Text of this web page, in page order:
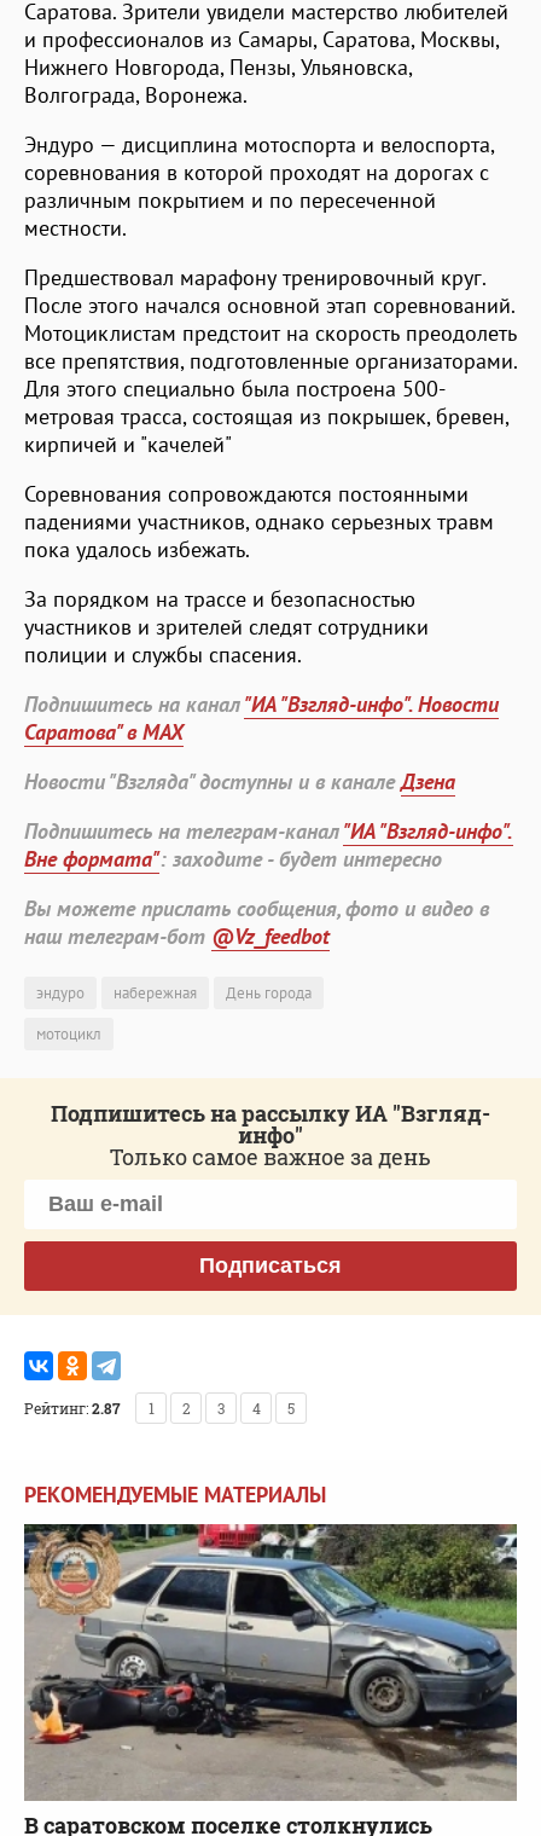
Саратова. Зрители увидели мастерство любителей
и профессионалов из Самары, Саратова, Москвы,
Нижнего Новгорода, Пензы, Ульяновска,
Волгограда, Воронежа.
Эндуро — дисциплина мотоспорта и велоспорта,
соревнования в которой проходят на дорогах с
различным покрытием и по пересеченной
местности.
Предшествовал марафону тренировочный круг.
После этого начался основной этап соревнований.
Мотоциклистам предстоит на скорость преодолеть
все препятствия, подготовленные организаторами.
Для этого специально была построена 500-
метровая трасса, состоящая из покрышек, бревен,
кирпичей и "качелей"
Соревнования сопровождаются постоянными
падениями участников, однако серьезных травм
пока удалось избежать.
За порядком на трассе и безопасностью
участников и зрителей следят сотрудники
полиции и службы спасения.
Подпишитесь на канал"ИА "Взгляд-инфо". Новости
Саратова" в MAX
Новости "Взгляда" доступны и в каналеДзена
Подпишитесь на телеграм-канал"ИА "Взгляд-инфо".
Вне формата": заходите - будет интересно
Вы можете прислать сообщения, фото и видео в
наш телеграм-бот @Vz_feedbot
эндуро набережная
День города
мотоцикл
Подпишитесь на рассылку ИА "Взгляд-
инфо"
Только самое важное за день
Подписаться
Рейтинг:2.87 1 2 3 4 5
РЕКОМЕНДУЕМЫЕ МАТЕРИАЛЫ
В саратовском поселке столкнулись